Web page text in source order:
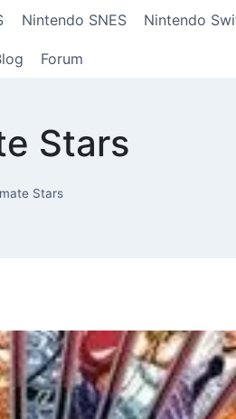
Nintendo SNES Nintendo
Forum
Stars
Stars